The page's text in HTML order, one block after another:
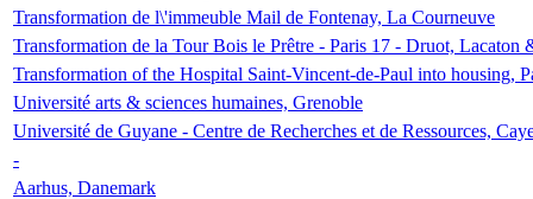
Transformation de l\'immeuble Mail de Fontenay, La Courneuve
Transformation de la Tour Bois le Prêtre - Paris 17 - Druot, Lacaton
Transformation of the Hospital Saint-Vincent-de-Paul into housing,
Université arts & sciences humaines, Grenoble
Université de Guyane - Centre de Recherches et de Ressources,
-
Aarhus, Danemark